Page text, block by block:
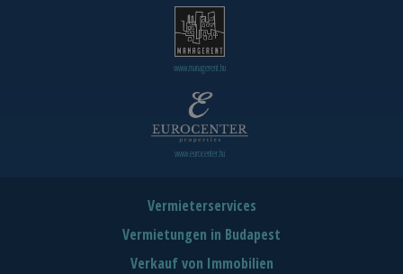
www.managerent.hu
www.eurocenter.hu
Vermieterservices
Vermietungen in Budapest
Verkauf von Immobilien